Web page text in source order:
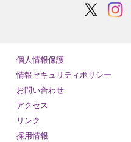
個人情報保護
情報セキュリティポリシー
お問い合わせ
アクセス
リンク
採用情報